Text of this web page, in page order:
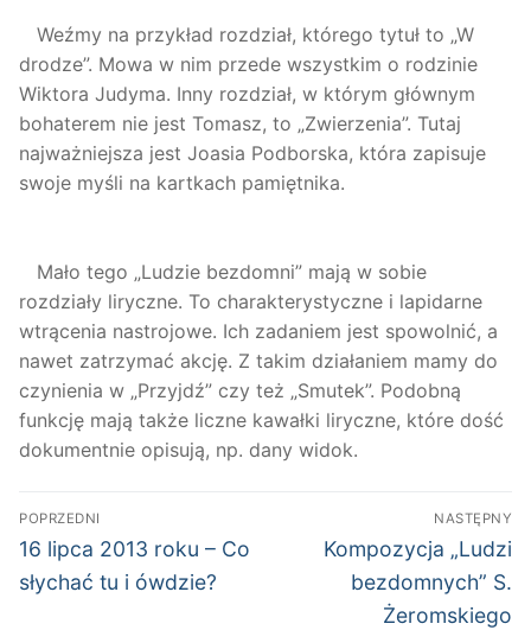
Weźmy na przykład rozdział, którego tytuł to „W
drodze”. Mowa w nim przede wszystkim o rodzinie
Wiktora Judyma. Inny rozdział, w którym głównym
bohaterem nie jest Tomasz, to „Zwierzenia”. Tutaj
najważniejsza jest Joasia Podborska, która zapisuje
swoje myśli na kartkach pamiętnika.
Mało tego „Ludzie bezdomni” mają w sobie
rozdziały liryczne. To charakterystyczne i lapidarne
wtrącenia nastrojowe. Ich zadaniem jest spowolnić, a
nawet zatrzymać akcję. Z takim działaniem mamy do
czynienia w „Przyjdź” czy też „Smutek”. Podobną
funkcję mają także liczne kawałki liryczne, które dość
dokumentnie opisują, np. dany widok.
Nawigacja
wpisu
POPRZEDNI
Poprzedni
wpis:
16 lipca 2013 roku – Co
słychać tu i ówdzie?
NASTĘPNY
Następny
wpis:
Kompozycja „Ludzi
bezdomnych” S.
Żeromskiego